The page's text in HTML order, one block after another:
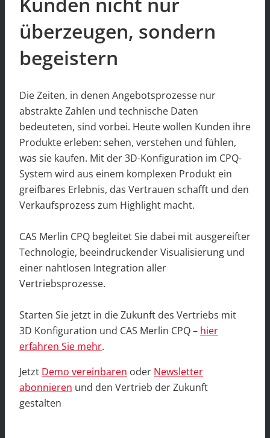
überzeugen, sondern
begeistern
Die Zeiten, in denen Angebotsprozesse nur
abstrakte Zahlen und technische Daten
bedeuteten, sind vorbei. Heute wollen Kunden ihre
Produkte erleben: sehen, verstehen und fühlen,
was sie kaufen. Mit der 3D-Konfiguration im CPQ-
System wird aus einem komplexen Produkt ein
greifbares Erlebnis, das Vertrauen schafft und den
Verkaufsprozess zum Highlight macht.
CAS Merlin CPQ begleitet Sie dabei mit ausgereifter
Technologie, beeindruckender Visualisierung und
einer nahtlosen Integration aller
Vertriebsprozesse.
Starten Sie jetzt in die Zukunft des Vertriebs mit
3D Konfiguration und CAS Merlin CPQ – hier
erfahren Sie mehr.
Jetzt Demo vereinbaren oder Newsletter
abonnieren und den Vertrieb der Zukunft
gestalten